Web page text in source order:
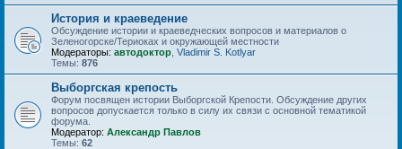
История и краеведение
Обсуждение истории и краеведческих вопросов и материалов о
Зеленогорске/Териоках и окружающей местности
Модераторы: автодоктор Vladimir S. Kotlyar
Темы: 876
Выборгская крепость
Форум посвящен истории Выборгской Крепости. Обсуждение других
вопросов допускается только в силу их связи с основной тематикой
форума.
Модератор: Александр Павлов
Темы: 62